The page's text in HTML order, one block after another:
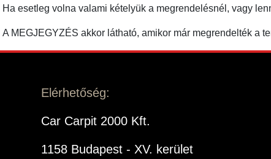
Ha esetleg volna valami kételyük a megrendelésnél, vagy
A MEGJEGYZÉS akkor látható, amikor már megrendelték a
Elérhetőség:
Car Carpit 2000 Kft.
1158 Budapest - XV. kerület